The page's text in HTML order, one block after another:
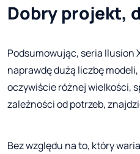
Dobry projekt,
Podsumowując, seria Ilusion
naprawdę dużą liczbę
oczywiście różnej wielkości,
zależności od potrzeb,
Bez względu na to, który